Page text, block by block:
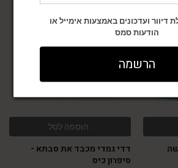
-64%
הוספה לסל
דדי גמדי מכבד את סבתא -
סיפרון כיס
דיוור ועדכונים באמצעות אימייל או
הודעות סמס
הרשמה